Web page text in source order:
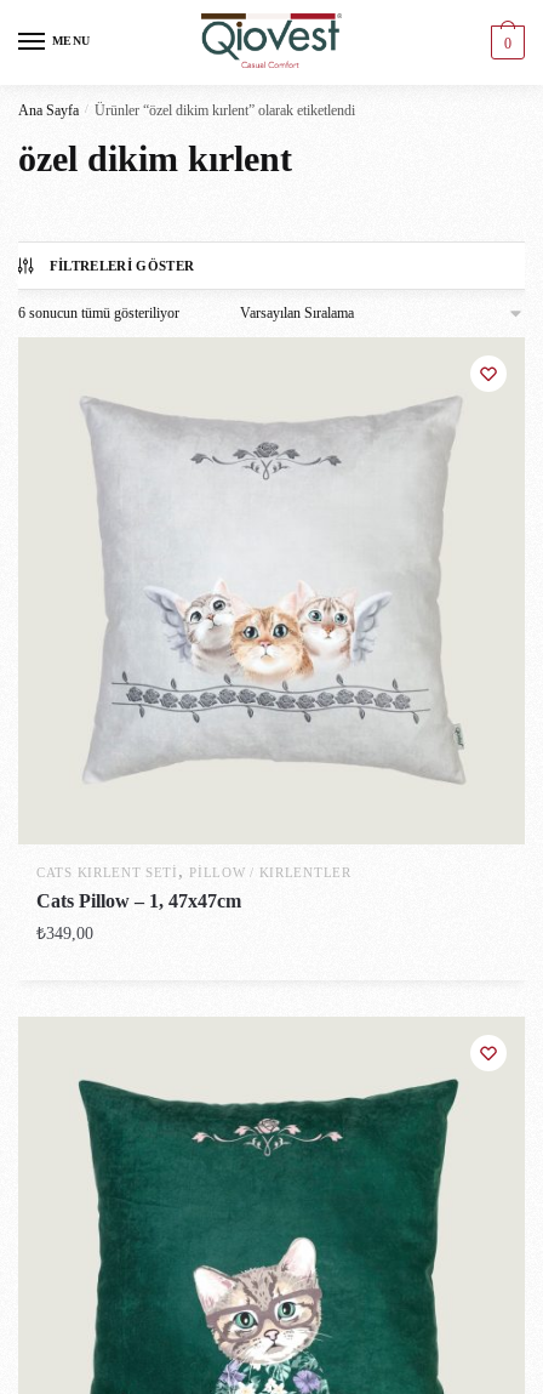
MENU 0
Ana Sayfa / Ürünler “özel dikim kırlent” olarak etiketlendi
özel dikim kırlent
FILTRELERI GÖSTER
6 sonucun tümü gösteriliyor
CATS KIRLENT SETI , PILLOW / KIRLENTLER
Cats Pillow – 1, 47x47cm
₺349,00